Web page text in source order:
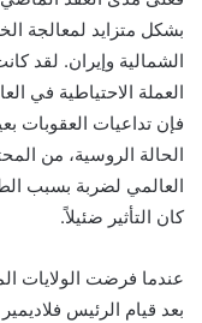
بشكل متزايد لمعالجة
الشمالية وإيران. لقد
العملة الاحتياطية في
فإن تداعيات العقوبات
الحالة الروسية، من
العالمي لضربة بسبب
كان التأثير ضئيلاً.
بعد قيام الرئيس